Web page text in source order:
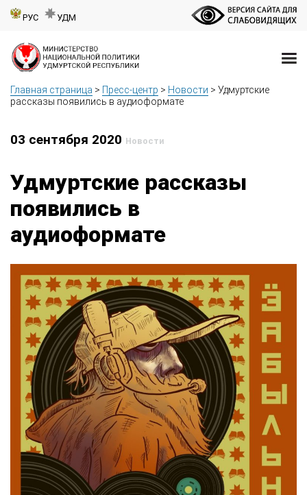
РУС УДМ
Главная страница > Пресс-центр > Новости > Удмуртские
рассказы появились в аудиоформате
03 сентября 2020 Новости
Удмуртские рассказы
появились в
аудиоформате